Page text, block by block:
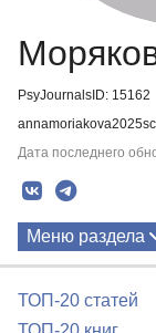
PsyJournalsID: 15162
Дата последнего
Меню раздела
ТОП-20 статей